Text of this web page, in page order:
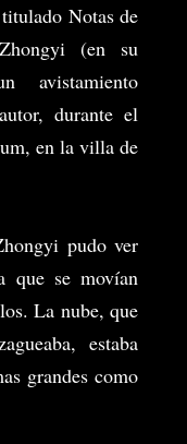
Notas de
(en su
avistamiento
durante el
en la villa de
pudo ver
que se movían
La nube, que
estaba
grandes como